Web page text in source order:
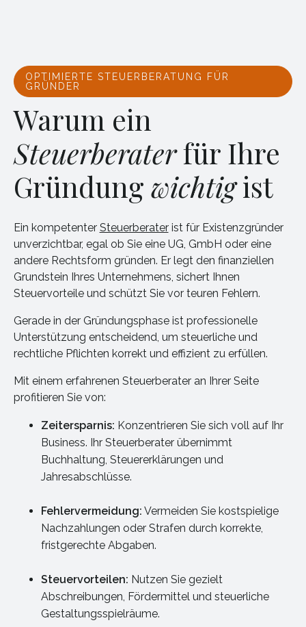
OPTIMIERTE STEUERBERATUNG FÜR
GRÜNDER
Warum ein
Steuerberaterfür Ihre
Gründung wichtigist
Ein kompetenter Steuerberaterist für Existenzgründer
unverzichtbar, egal ob Sie eine UG, GmbH oder eine
andere Rechtsform gründen. Er legt den finanziellen
Grundstein Ihres Unternehmens, sichert Ihnen
Steuervorteile und schützt Sie vor teuren Fehlern.
Gerade in der Gründungsphase ist professionelle
Unterstützung entscheidend, um steuerliche und
rechtliche Pflichten korrekt und effizient zu erfüllen.
Mit einem erfahrenen Steuerberater an Ihrer Seite
profitieren Sie von:
Zeitersparnis: Konzentrieren Sie sich voll auf Ihr
Business. Ihr Steuerberater übernimmt
Buchhaltung, Steuererklärungen und
Jahresabschlüsse.
Fehlervermeidung: Vermeiden Sie kostspielige
Nachzahlungen oder Strafen durch korrekte,
fristgerechte Abgaben.
Steuervorteilen: Nutzen Sie gezielt
Abschreibungen, Fördermittel und steuerliche
Gestaltungsspielräume.